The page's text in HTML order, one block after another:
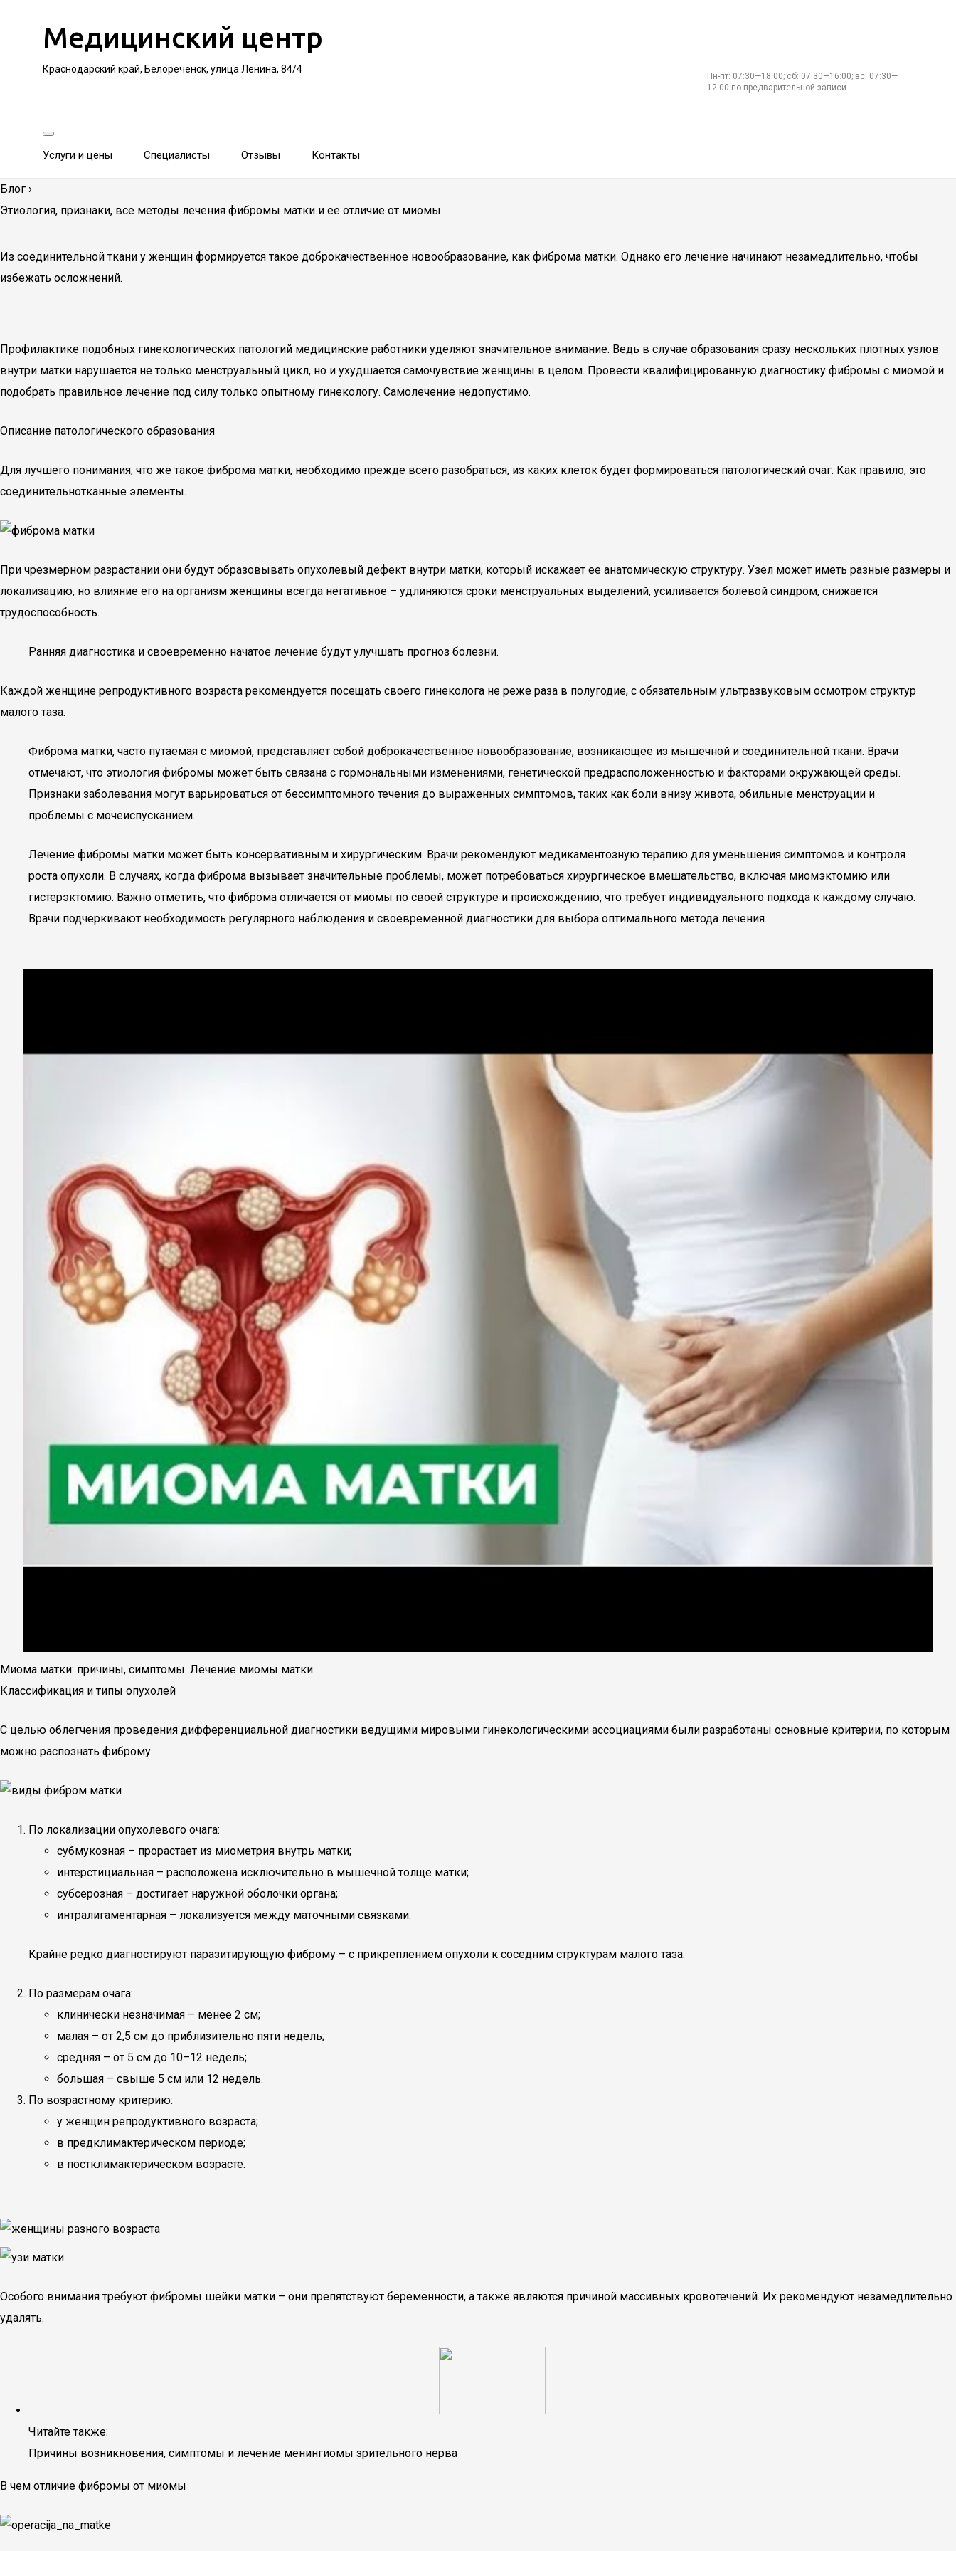
Медицинский центр
Краснодарский край, Белореченск, улица Ленина, 84/4
Пн-пт: 07:30—18:00; сб: 07:30—16:00; вс: 07:30—
12:00 по предварительной записи
Услуги и цены Специалисты Отзывы Контакты
Блог ›
Этиология, признаки, все методы лечения фибромы матки и ее отличие от миомы
Из соединительной ткани у женщин формируется такое доброкачественное новообразование, как фиброма матки. Однако его лечение начинают незамедлительно, чтобы
избежать осложнений.
Профилактике подобных гинекологических патологий медицинские работники уделяют значительное внимание. Ведь в случае образования сразу нескольких плотных узлов
внутри матки нарушается не только менструальный цикл, но и ухудшается самочувствие женщины в целом. Провести квалифицированную диагностику фибромы с миомой и
подобрать правильное лечение под силу только опытному гинекологу. Самолечение недопустимо.
Описание патологического образования
Для лучшего понимания, что же такое фиброма матки, необходимо прежде всего разобраться, из каких клеток будет формироваться патологический очаг. Как правило, это
соединительнотканные элементы.
При чрезмерном разрастании они будут образовывать опухолевый дефект внутри матки, который искажает ее анатомическую структуру. Узел может иметь разные размеры и
локализацию, но влияние его на организм женщины всегда негативное – удлиняются сроки менструальных выделений, усиливается болевой синдром, снижается
трудоспособность.
Ранняя диагностика и своевременно начатое лечение будут улучшать прогноз болезни.
Каждой женщине репродуктивного возраста рекомендуется посещать своего гинеколога не реже раза в полугодие, с обязательным ультразвуковым осмотром структур
малого таза.
Фиброма матки, часто путаемая с миомой, представляет собой доброкачественное новообразование, возникающее из мышечной и соединительной ткани. Врачи
отмечают, что этиология фибромы может быть связана с гормональными изменениями, генетической предрасположенностью и факторами окружающей среды.
Признаки заболевания могут варьироваться от бессимптомного течения до выраженных симптомов, таких как боли внизу живота, обильные менструации и
проблемы с мочеиспусканием.
Лечение фибромы матки может быть консервативным и хирургическим. Врачи рекомендуют медикаментозную терапию для уменьшения симптомов и контроля
роста опухоли. В случаях, когда фиброма вызывает значительные проблемы, может потребоваться хирургическое вмешательство, включая миомэктомию или
гистерэктомию. Важно отметить, что фиброма отличается от миомы по своей структуре и происхождению, что требует индивидуального подхода к каждому случаю.
Врачи подчеркивают необходимость регулярного наблюдения и своевременной диагностики для выбора оптимального метода лечения.
Миома матки: причины, симптомы. Лечение миомы матки.
Классификация и типы опухолей
С целью облегчения проведения дифференциальной диагностики ведущими мировыми гинекологическими ассоциациями были разработаны основные критерии, по которым
можно распознать фиброму.
По локализации опухолевого очага:
субмукозная – прорастает из миометрия внутрь матки;
интерстициальная – расположена исключительно в мышечной толще матки;
субсерозная – достигает наружной оболочки органа;
интралигаментарная – локализуется между маточными связками.
Крайне редко диагностируют паразитирующую фиброму – с прикреплением опухоли к соседним структурам малого таза.
По размерам очага:
клинически незначимая – менее 2 см;
малая – от 2,5 см до приблизительно пяти недель;
средняя – от 5 см до 10–12 недель;
большая – свыше 5 см или 12 недель.
По возрастному критерию:
у женщин репродуктивного возраста;
в предклимактерическом периоде;
в постклимактерическом возрасте.
Особого внимания требуют фибромы шейки матки – они препятствуют беременности, а также являются причиной массивных кровотечений. Их рекомендуют незамедлительно
удалять.
Читайте также:
Причины возникновения, симптомы и лечение менингиомы зрительного нерва
В чем отличие фибромы от миомы